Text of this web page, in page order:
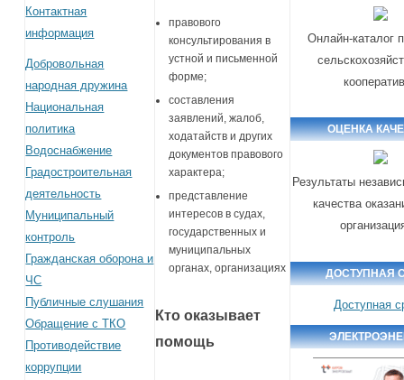
Контактная
информация
Добровольная
народная дружина
Национальная
политика
Водоснабжение
Градостроительная
деятельность
Муниципальный
контроль
Гражданская оборона и
ЧС
Публичные слушания
Обращение с ТКО
Противодействие
коррупции
правового
консультирования в
устной и письменной
форме;
составления
заявлений, жалоб,
ходатайств и других
документов правового
характера;
представление
интересов в судах,
государственных и
муниципальных
органах, организациях
Кто оказывает
помощь
Онлайн-каталог
ОЦЕНКА
Результаты
качества
ДОСТУПНАЯ
Доступная